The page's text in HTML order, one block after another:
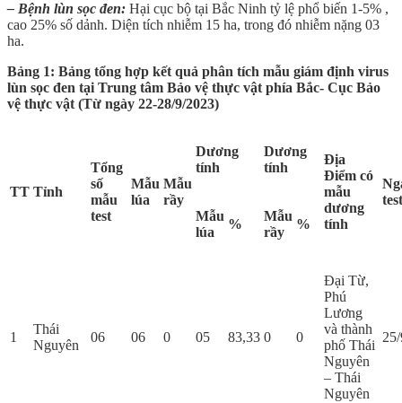
– Bệnh lùn sọc đen: Hại cục bộ tại Bắc Ninh tỷ lệ phổ biến 1-5% ,
cao 25% số dảnh. Diện tích nhiễm 15 ha, trong đó nhiễm nặng 03
ha.
Bảng 1: Bảng tổng hợp kết quả phân tích mẫu giám định virus
lùn sọc đen tại Trung tâm Bảo vệ thực vật phía Bắc- Cục Bảo
vệ thực vật (Từ ngày 22-28/9/2023)
TT Tỉnh
Tổng
số
mẫu
test
Mẫu
lúa
Mẫu
rầy
Dương
tính
Dương
tính
Địa
Điểm có
mẫu
dương
tính
test
Mẫu
lúa
%
Mẫu
rầy
%
1
Thái
Nguyên
06 06 0 05 83,33 0 0
Đại Từ,
Phú
Lương
và thành
phố Thái
Nguyên
– Thái
Nguyên